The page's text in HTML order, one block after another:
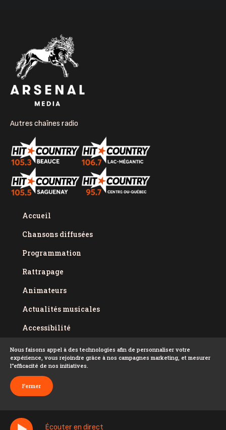
Écouter en direct
Autres chaînes radio
Accueil
Chansons diffusées
Programmation
Rattrapage
Animateurs
Actualités musicales
Accessibilité
Politique de confidentialité
Conditions d'utilisation
FAQ
Nous faisons appel à des technologies afin de personnaliser votre
expérience, vous rejoindre grâce à nos campagnes marketing, et mesurer
l''efficacité de nos initiatives.
Fermer